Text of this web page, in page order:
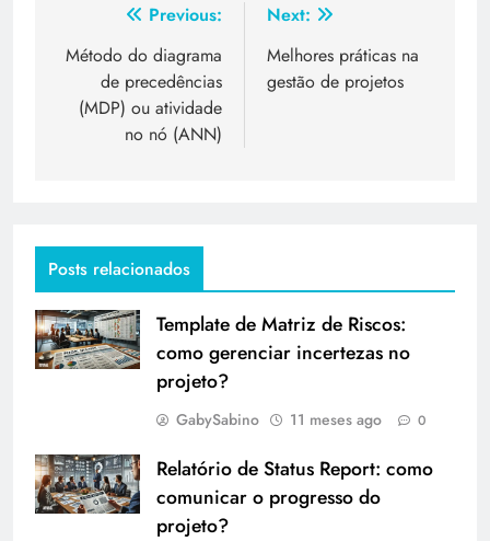
Previous:
Método do diagrama
de precedências
(MDP) ou atividade
no nó (ANN)
Next:
Melhores práticas na
gestão de projetos
Posts relacionados
Template de Matriz de Riscos:
como gerenciar incertezas no
projeto?
GabySabino 11 meses ago 0
Relatório de Status Report: como
comunicar o progresso do
projeto?